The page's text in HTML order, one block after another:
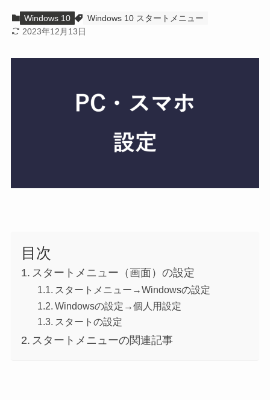
Windows 10
Windows 10 スタートメニュー
2023年12月13日
目次
スタートメニュー（画面）の設定
スタートメニュー→Windowsの設定
Windowsの設定→個人用設定
スタートの設定
スタートメニューの関連記事